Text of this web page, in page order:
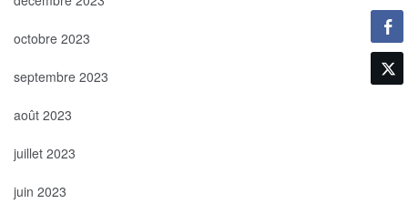
octobre 2023
septembre 2023
août 2023
juillet 2023
juin 2023